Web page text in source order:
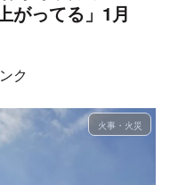
がってる」1月
ク
火事・火災